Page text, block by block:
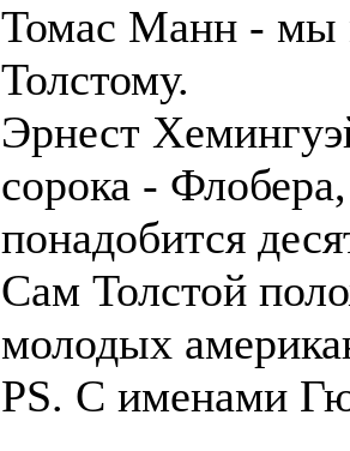
Томас Манн - мы
Толстому.
Эрнест
сорока -
понадобится
Сам Толстой
молодых
PS. С именами